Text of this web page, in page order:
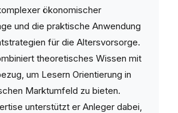
ökonomischer
und die praktische Anwendung
für die Altersvorsorge.
theoretisches Wissen mit
um Lesern Orientierung in
Marktumfeld zu bieten.
unterstützt er Anleger dabei,